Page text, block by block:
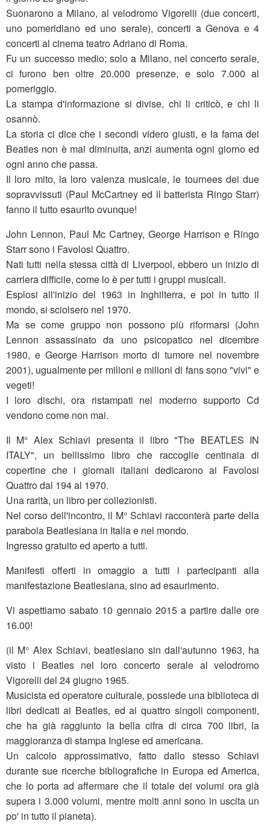
Suonarono a Milano, al velodromo Vigorelli (due concerti,
uno pomeridiano ed uno serale), concerti a Genova e 4
concerti al cinema teatro Adriano di Roma.
Fu un successo medio; solo a Milano, nel concerto serale,
ci furono ben oltre 20.000 presenze, e solo 7.000 al
pomeriggio.
La stampa d'informazione si divise, chi li criticò, e chi li
osannò.
La storia ci dice che i secondi videro giusti, e la fama dei
Beatles non è mai diminuita, anzi aumenta ogni giorno ed
ogni anno che passa.
Il loro mito, la loro valenza musicale, le tournees dei due
sopravvissuti (Paul McCartney ed il batterista Ringo Starr)
fanno il tutto esaurito ovunque!
John Lennon, Paul Mc Cartney, George Harrison e Ringo
Starr sono i Favolosi Quattro.
Nati tutti nella stessa città di Liverpool, ebbero un inizio di
carriera difficile, come lo è per tutti i gruppi musicali.
Esplosi all'inizio del 1963 in Inghilterra, e poi in tutto il
mondo, si sciolsero nel 1970.
Ma se come gruppo non possono più riformarsi (John
Lennon assassinato da uno psicopatico nel dicembre
1980, e George Harrison morto di tumore nel novembre
2001), ugualmente per milioni e milioni di fans sono "vivi" e
vegeti!
I loro dischi, ora ristampati nel moderno supporto Cd
vendono come non mai.
Il M° Alex Schiavi presenta il libro "The BEATLES IN
ITALY", un bellissimo libro che raccoglie centinaia di
copertine che i giornali italiani dedicarono ai Favolosi
Quattro dal 194 al 1970.
Una rarità, un libro per collezionisti.
Nel corso dell'incontro, il M° Schiavi racconterà parte della
parabola Beatlesiana in Italia e nel mondo.
Ingresso gratuito ed aperto a tutti.
Manifesti offerti in omaggio a tutti i partecipanti alla
manifestazione Beatlesiana, sino ad esaurimento.
Vi aspettiamo sabato 10 gennaio 2015 a partire dalle ore
16.00!
(il M° Alex Schiavi, beatlesiano sin dall'autunno 1963, ha
visto i Beatles nel loro concerto serale al velodromo
Vigorelli del 24 giugno 1965.
Musicista ed operatore culturale, possiede una biblioteca di
libri dedicati ai Beatles, ed ai quattro singoli componenti,
che ha già raggiunto la bella cifra di circa 700 libri, la
maggioranza di stampa Inglese ed americana.
Un calcolo approssimativo, fatto dallo stesso Schiavi
durante sue ricerche bibliografiche in Europa ed America,
che lo porta ad affermare che il totale dei volumi ora già
supera i 3.000 volumi, mentre molti anni sono in uscita un
po' in tutto il pianeta).